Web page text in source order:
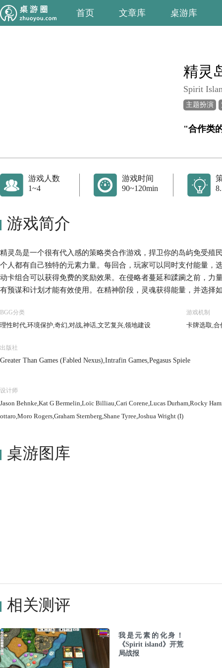
首页 文章库 桌游库
精灵
Spirit
主题扮演
"合作类
游戏人数
1~4
游戏时间
90~120min
游戏简介
精灵岛是一个很有代入感的策略类合作游戏，捍卫你的岛屿免受殖
个人都有自己独特的元素力量。每回合，玩家可以同时支付能量，
动卡组合可以获得免费的奖励效果。在侵略者蔓延和蹂躏之前，力
有预谋和计划才能有效使用。在精神阶段，灵魂获得能量，并选择
BGG分类
理性时代,环境保护,奇幻,对战,神话,文艺复兴,领地建设
游戏机制
卡牌选取,合
出版社
Greater Than Games (Fabled Nexus),Intrafin Games,Pegasus Spiele
设计师
Jason Behnke,Kat G Bermelin,Loïc Billiau,Cari Corene,Lucas Durham,Rocky
ottaro,Moro Rogers,Graham Sternberg,Shane Tyree,Joshua Wright (I)
桌游图库
相关测评
我是元素的化身！
《Spirit island》开荒
局战报